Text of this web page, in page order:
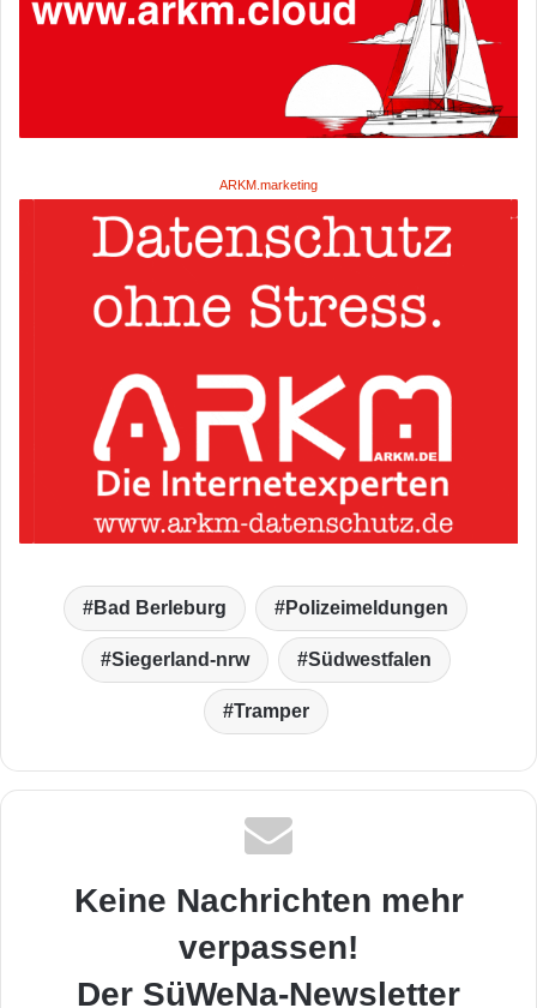
ARKM.marketing
Bad Berleburg Polizeimeldungen
Siegerland-nrw Südwestfalen
Tramper
Keine Nachrichten mehr
verpassen!
Der SüWeNa-Newsletter